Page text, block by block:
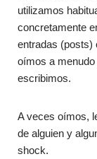
utilizamos
concretamente
entradas (posts)
oímos a
escribimos.
A veces oímos,
de alguien y
shock.